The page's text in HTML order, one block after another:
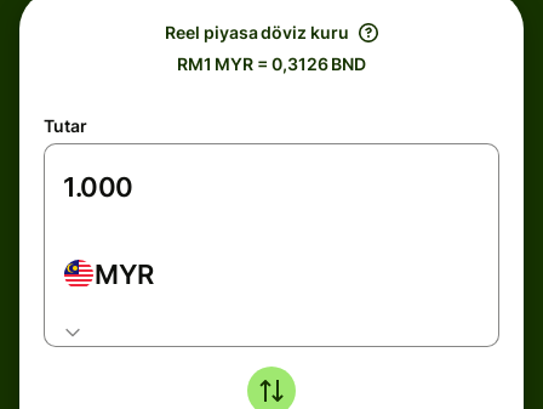
Reel piyasa döviz kuru
RM1 MYR = 0,3126 BND
Tutar
MYR